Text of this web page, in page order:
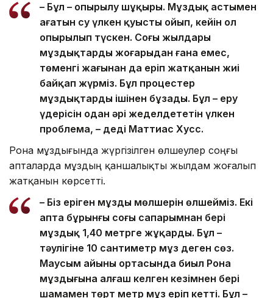
– Бұл – опырылу шұңқыры. Мұздық астымен
ағатын су үлкен қуысты ойып, кейін ол
опырылып түскен. Соңғы жылдары
мұздықтардың жоғарыдан ғана емес,
төменгі жағынан да еріп жатқанын жиі
байқап жүрміз. Бұл процестер
мұздықтарды ішінен бұзады. Бұл – еру
үдерісін одан әрі жеделдететін үлкен
проблема, – деді Маттиас Хусс.
Рона мұздығында жүргізілген өлшеулер соңғы
апталарда мұздың қаншалықты жылдам жоғалып
жатқанын көрсетті.
– Біз еріген мұздың мөлшерін өлшейміз. Екі
апта бұрынғы соңғы сапарымнан бері
мұздық 1,40 метрге жұқарды. Бұл –
тәулігіне 10 сантиметр мұз деген сөз.
Маусым айының ортасында биыл Рона
мұздығына алғаш келген кезімнен бері
шамамен төрт метр мұз еріп кетті. Бұл –